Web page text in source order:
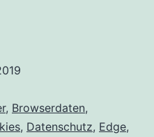
, Browserdaten,
, Datenschutz, Edge,